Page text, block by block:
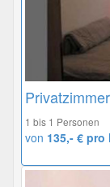
1 bis 1 Personen
von 135,- € pro